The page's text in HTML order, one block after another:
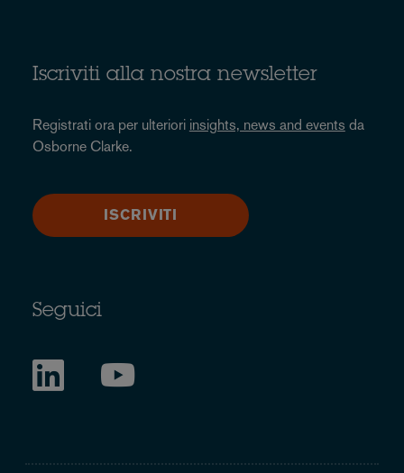
Iscriviti alla nostra newsletter
Registrati ora per ulteriori insights, news and events da
Osborne Clarke.
ISCRIVITI
Seguici